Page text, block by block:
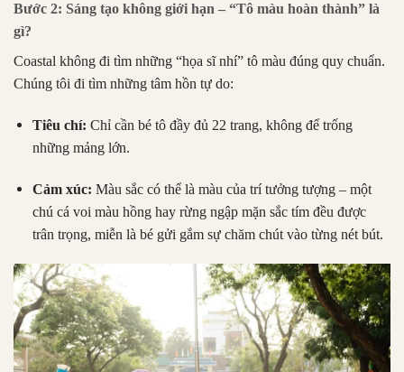
Bước 2: Sáng tạo không giới hạn – “Tô màu hoàn thành” là
gì?
Coastal không đi tìm những “họa sĩ nhí” tô màu đúng quy chuẩn.
Chúng tôi đi tìm những tâm hồn tự do:
Tiêu chí: Chỉ cần bé tô đầy đủ 22 trang, không để trống
những mảng lớn.
Cảm xúc: Màu sắc có thể là màu của trí tưởng tượng – một
chú cá voi màu hồng hay rừng ngập mặn sắc tím đều được
trân trọng, miễn là bé gửi gắm sự chăm chút vào từng nét bút.